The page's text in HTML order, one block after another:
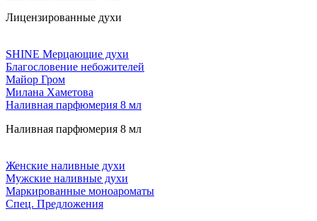
Лицензированные духи
SHINE Мерцающие духи
Благословение небожителей
Майор Гром
Милана Хаметова
Наливная парфюмерия 8 мл
Наливная парфюмерия 8 мл
Женские наливные духи
Мужские наливные духи
Маркированные моноароматы
Cпец. Предложения